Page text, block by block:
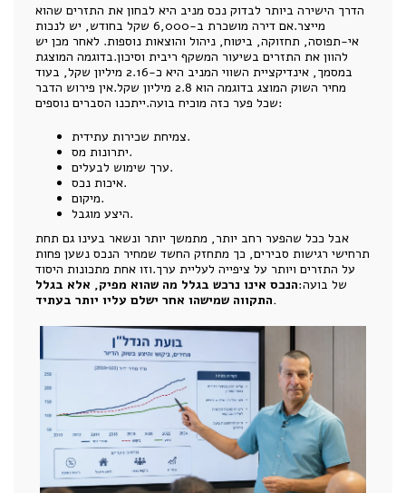
הדרך הישירה ביותר לבדוק נכס מניב היא לבחון את התזרים שהוא
מייצר.אם דירה מושכרת ב-6,000 שקל בחודש, יש לנכות
אי-תפוסה, תחזוקה, ביטוח, ניהול והוצאות נוספות. לאחר מכן יש
להוון את התזרים בשיעור המשקף ריבית וסיכון.בדוגמה המוצגת
במסמך, אינדיקציית השווי המניב היא כ-2.16 מיליון שקל, בעוד
מחיר השוק המוצג בדוגמה הוא 2.8 מיליון שקל.אין פירוש הדבר
שכל פער כזה מוכיח בועה.ייתכנו הסברים נוספים:
צמיחת שכירות עתידית.
יתרונות מס.
ערך שימוש לבעלים.
איכות נכס.
מיקום.
היצע מוגבל.
אבל ככל שהפער רחב יותר, מתמשך יותר ונשאר בעינו גם תחת
תרחישי רגישות סבירים, כך מתחזק החשד שמחיר הנכס נשען פחות
על התזרים ויותר על ציפייה לעליית ערך.וזו אחת מתכונות היסוד
של בועה:הנכס אינו נרכש בגלל מה שהוא מפיק, אלא בגלל
התקווה שמישהו אחר ישלם עליו יותר בעתיד.